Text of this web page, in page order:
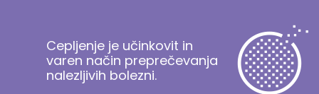
Cepljenje je učinkovit in
varen način preprečevanja
nalezljivih bolezni.